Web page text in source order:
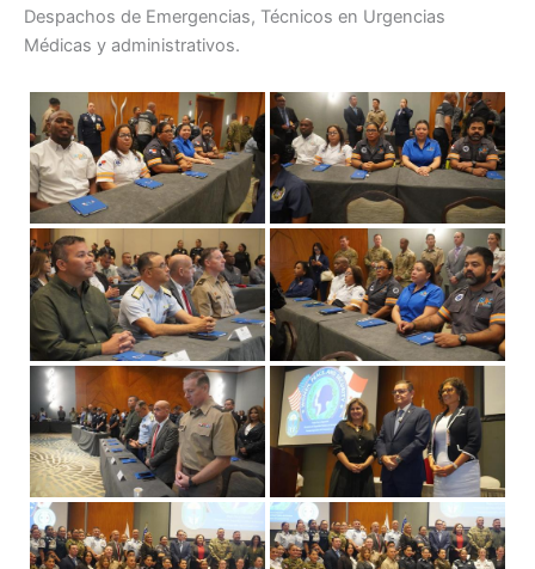
Despachos de Emergencias, Técnicos en Urgencias
Médicas y administrativos.